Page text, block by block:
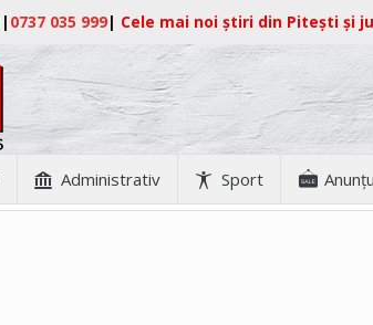
| 0737 035 999| Cele mai noi știri din Pitești și
Administrativ Sport